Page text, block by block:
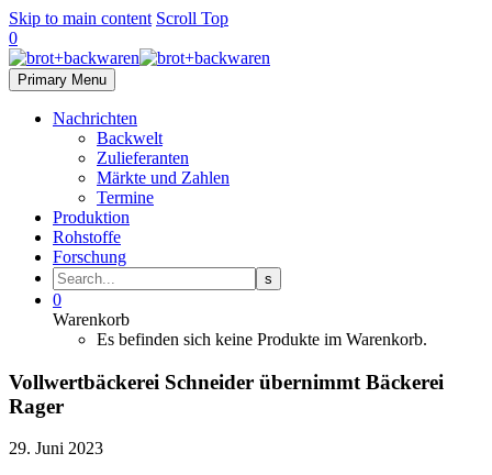
Skip to main content Scroll Top
0
Primary Menu
Nachrichten
Backwelt
Zulieferanten
Märkte und Zahlen
Termine
Produktion
Rohstoffe
Forschung
0
Warenkorb
Es befinden sich keine Produkte im Warenkorb.
Vollwertbäckerei Schneider übernimmt Bäckerei
Rager
29. Juni 2023